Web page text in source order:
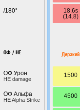
/180°
ОФ / HE
ОФ Урон
HE damage
ОФ Альфа
HE Alpha Strike
18.6s
(14.8)
Дерзкий
1500
4500